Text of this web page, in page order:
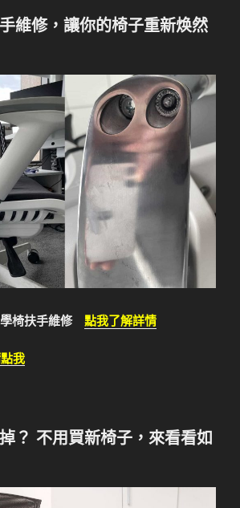
維修，讓你的椅子重新焕然
椅扶手維修 點我了解詳情
我
？ 不用買新椅子，來看看如